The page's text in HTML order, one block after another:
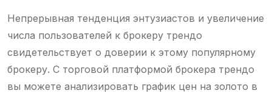
Непрерывная тенденция энтузиастов и увеличение
числа пользователей к брокеру трендо
свидетельствует о доверии к этому популярному
брокеру. С торговой платформой брокера трендо
вы можете анализировать график цен на золото в